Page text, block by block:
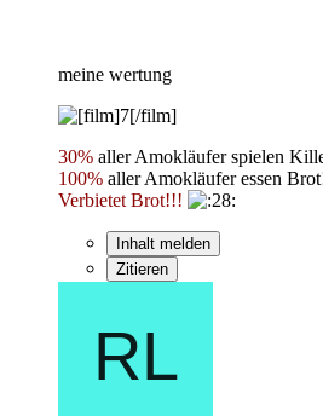
meine wertung
30% aller Amokläufer spielen
100% aller Amokläufer essen
Verbietet Brot!!!
Inhalt melden
Zitieren